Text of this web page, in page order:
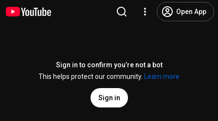
Open App
Sign in to confirm you’re not a bot
This helps protect our community.
Learn more
Sign in